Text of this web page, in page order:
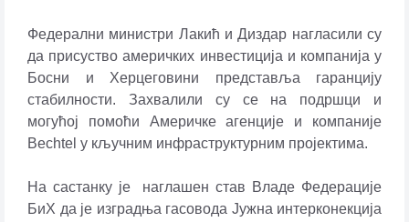
Федерални министри Лакић и Диздар нагласили су
да присуство америчких инвестиција и компанија у
Босни и Херцеговини представља гаранцију
стабилности. Захвалили су се на подршци и
могућој помоћи Америчке агенције и компаније
Bechtel у кључним инфраструктурним пројектима.
На састанку је наглашен став Владе Федерације
БиХ да је изградња гасовода Јужна интерконекција